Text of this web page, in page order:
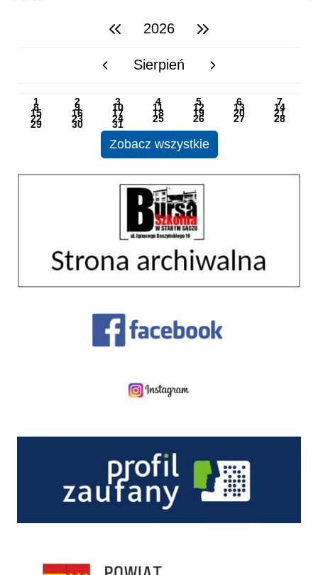
poprzedni rok2026 następny rok
poprzedni miesiącSierpień następny miesiąc
1 2 3 4 5 6 7
8 9 10 11 12 13 14
15 16 17 18 19 20 21
22 23 24 25 26 27 28
29 30 31
Zobacz wszystkie
Strona archiwalna 01